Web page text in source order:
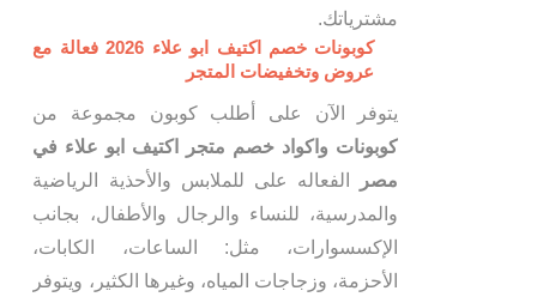
مشترياتك.
كوبونات خصم اكتيف ابو علاء 2026 فعالة مع
عروض وتخفيضات المتجر
يتوفر الآن على أطلب كوبون مجموعة من
كوبونات واكواد خصم متجر اكتيف ابو علاء في
مصر
الفعاله على للملابس والأحذية الرياضية
والمدرسية، للنساء والرجال والأطفال، بجانب
الإكسسوارات، مثل: الساعات، الكابات،
الأحزمة، وزجاجات المياه، وغيرها الكثير، ويتوفر